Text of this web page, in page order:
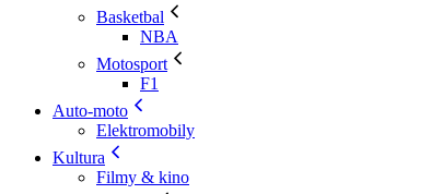
Basketbal
NBA
Motosport
F1
Auto-moto
Elektromobily
Kultura
Filmy & kino